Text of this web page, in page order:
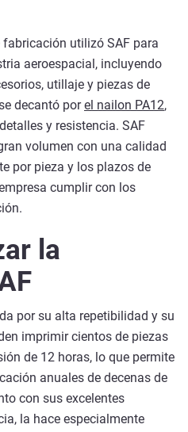
fabricación utilizó SAF para
aeroespacial, incluyendo
utillaje y piezas de
decantó porel nailon PA12,
y resistencia. SAF
volumen con una calidad
por pieza y los plazos de
cumplir con los
la
por su alta repetibilidad y su
imprimir cientos de piezas
de 12 horas, lo que permite
anuales de decenas de
con sus excelentes
la hace especialmente